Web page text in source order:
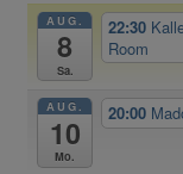
AUG.
8
Sa.
22:30
Room
AUG.
10
Mo.
20:00